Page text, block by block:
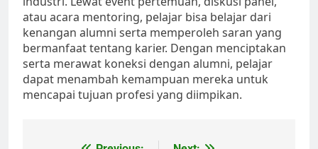
atau acara mentoring, pelajar bisa belajar dari
kenangan alumni serta memperoleh saran yang
bermanfaat tentang karier. Dengan menciptakan
serta merawat koneksi dengan alumni, pelajar
dapat menambah kemampuan mereka untuk
mencapai tujuan profesi yang diimpikan.